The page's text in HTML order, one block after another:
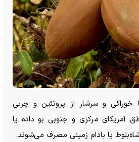
خوراکی و سرشار از پروتئین و چربی
آمریکای مرکزی و جنوبی بو داده یا
یا بادام زمینی مصرف می‌شوند.